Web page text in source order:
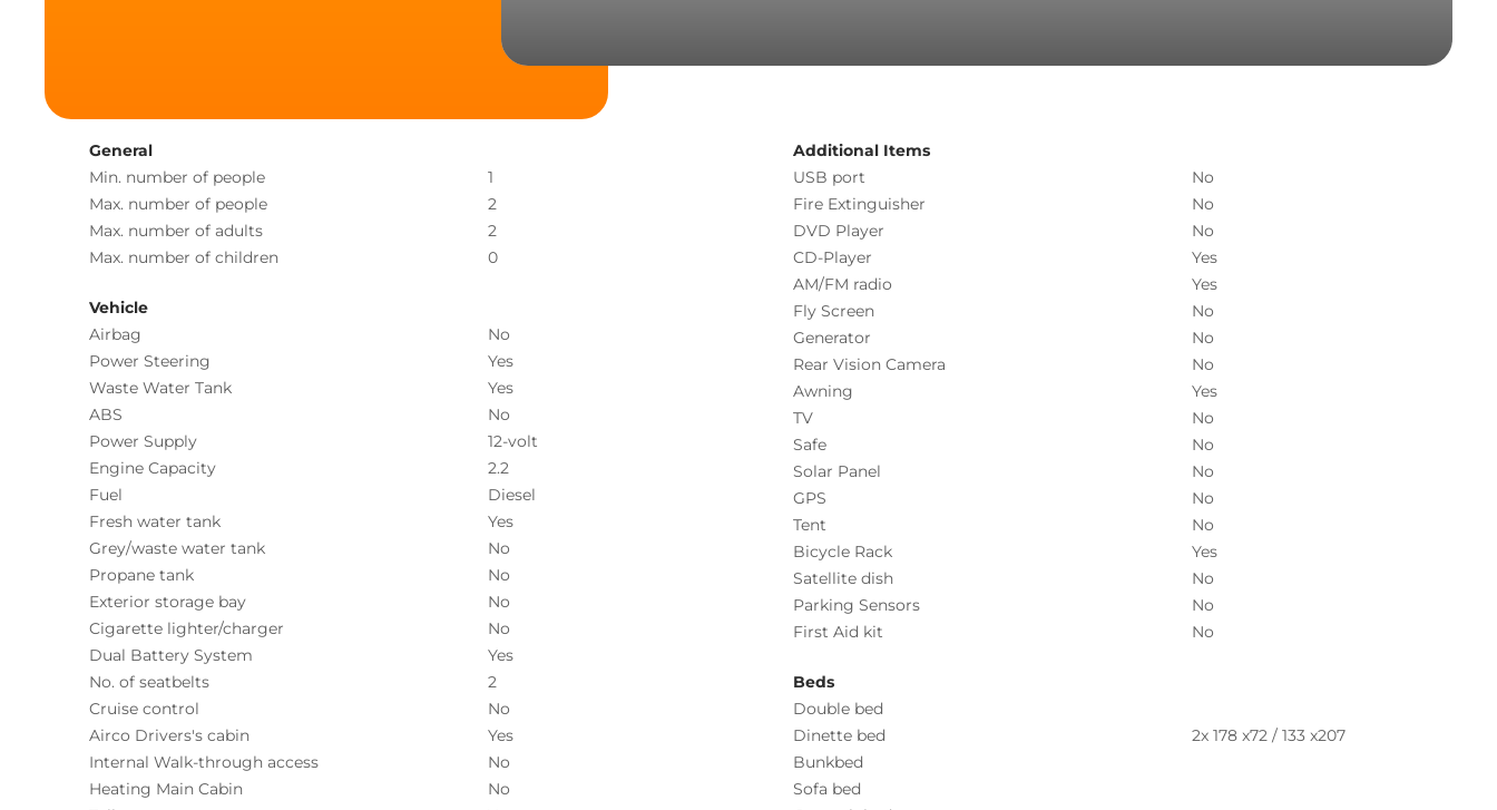
General
Min. number of people
1
Max. number of people
2
Max. number of adults
2
Max. number of children
0
Vehicle
Airbag
No
Power Steering
Yes
Waste Water Tank
Yes
ABS
No
Power Supply
12-volt
Engine Capacity
2.2
Fuel
Diesel
Fresh water tank
Yes
Grey/waste water tank
No
Propane tank
No
Exterior storage bay
No
Cigarette lighter/charger
No
Dual Battery System
Yes
No. of seatbelts
2
Cruise control
No
Airco Drivers's cabin
Yes
Internal Walk-through access
No
Heating Main Cabin
No
Additional Items
USB port
No
Fire Extinguisher
No
DVD Player
No
CD-Player
Yes
AM/FM radio
Yes
Fly Screen
No
Generator
No
Rear Vision Camera
No
Awning
Yes
TV
No
Safe
No
Solar Panel
No
GPS
No
Tent
No
Bicycle Rack
Yes
Satellite dish
No
Parking Sensors
No
First Aid kit
No
Beds
Double bed
Dinette bed
2x 178 x72 / 133 x207
Bunkbed
Sofa bed